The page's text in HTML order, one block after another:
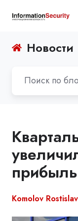
Новости
Komolov Rostislav